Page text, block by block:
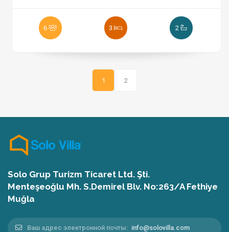
6 3 2
1 2
Solo Grup Turizm Ticaret Ltd. Şti.
Menteşeoğlu Mh. S.Demirel Blv. No:263/A Fethiye
Muğla
Ваш адрес электронной почты: info@solovilla.com